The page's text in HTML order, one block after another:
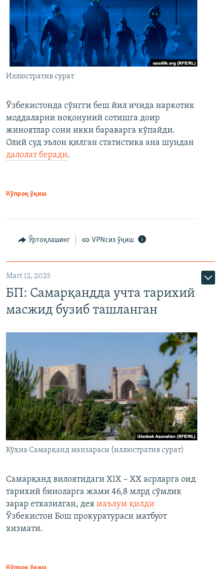
Иллюстратив сурат
Ўзбекистонда сўнгги беш йил ичида наркотик
моддаларни ноқонуний сотишга доир
жиноятлар сони икки бараварга кўпайди.
Олий суд эълон қилган статистика ана шундан
далолат беради.
Кўпроқ ўқиш
Ўртоқлашинг VPNсиз ўқиш
Mart 12, 2025
БП: Самарқандда учта тарихий
масжид бузиб ташланган
Кўҳна Самарқанд манзараси (иллюстратив сурат)
Самарқанд вилоятидаги XIX – XX асрларга оид
тарихий биноларга жами 46,8 млрд сўмлик
зарар етказилган, дея маълум қилди
Ўзбекистон Бош прокуратураси матбуот
хизмати.
Кўпроқ ўқиш